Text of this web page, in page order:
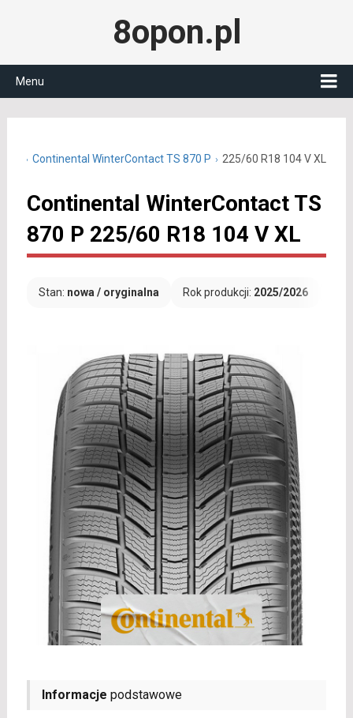
8opon.pl
Menu
Continental WinterContact TS 870 P 225/60 R18 104 V XL
Continental WinterContact TS
870 P 225/60 R18 104 V XL
Stan: nowa / oryginalna Rok produkcji: 2025/2026
Informacje podstawowe